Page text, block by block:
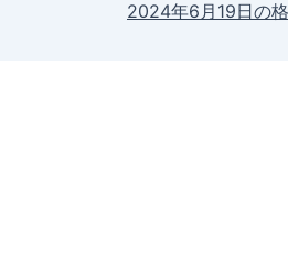
2024年6月19日の